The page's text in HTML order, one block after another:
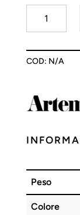
Terra
COD: N/A
Peso
Colore